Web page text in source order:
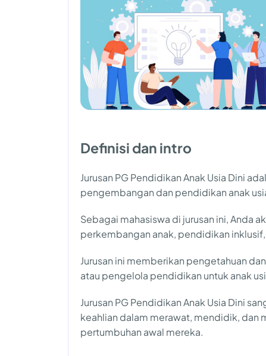
Definisi dan intro
Jurusan PG Pendidikan Anak Usia Dini
pengembangan dan pendidikan anak
Sebagai mahasiswa di jurusan ini, Anda
perkembangan anak, pendidikan
Jurusan ini memberikan pengetahuan
atau pengelola pendidikan untuk anak
Jurusan PG Pendidikan Anak Usia Dini
keahlian dalam merawat, mendidik,
pertumbuhan awal mereka.